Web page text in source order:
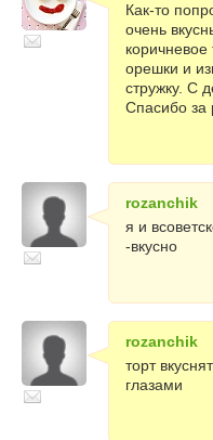
Как-то
очень
орешки и
стружку. С
Спасибо за
rozanchik
я и
-вкусно
rozanchik
торт
глазами